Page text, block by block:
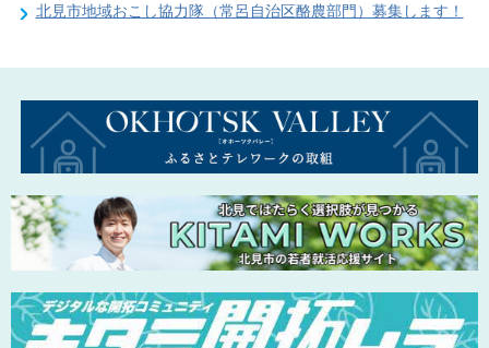
北見市地域おこし協力隊（常呂自治区酪農部門）募集します！